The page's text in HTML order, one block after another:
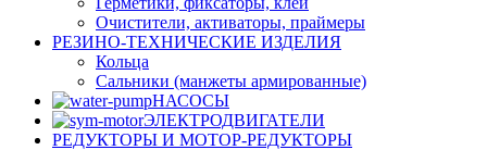
Очистители, активаторы, праймеры
РЕЗИНО-ТЕХНИЧЕСКИЕ ИЗДЕЛИЯ
Кольца
Сальники (манжеты армированные)
НАСОСЫ
ЭЛЕКТРОДВИГАТЕЛИ
РЕДУКТОРЫ И МОТОР-РЕДУКТОРЫ